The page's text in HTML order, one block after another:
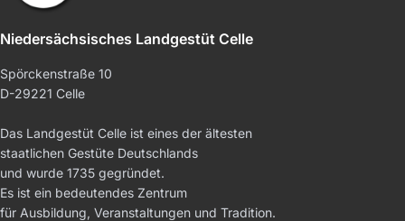
Niedersächsisches Landgestüt Celle
Spörckenstraße 10
D-29221 Celle
Das Landgestüt Celle ist eines der ältesten
staatlichen Gestüte Deutschlands
und wurde 1735 gegründet.
Es ist ein bedeutendes Zentrum
für Ausbildung, Veranstaltungen und Tradition.